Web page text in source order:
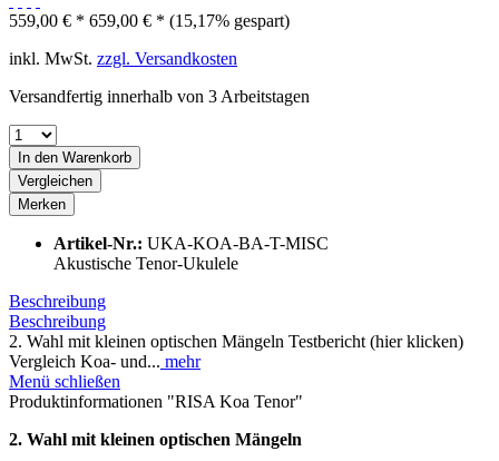
559,00 € * 659,00 € * (15,17% gespart)
inkl. MwSt. zzgl. Versandkosten
Versandfertig innerhalb von 3 Arbeitstagen
In den Warenkorb
Vergleichen
Merken
Artikel-Nr.: UKA-KOA-BA-T-MISC
Akustische Tenor-Ukulele
Beschreibung
Beschreibung
2. Wahl mit kleinen optischen Mängeln Testbericht (hier klicken)
Vergleich Koa- und... mehr
Menü schließen
Produktinformationen "RISA Koa Tenor"
2. Wahl mit kleinen optischen Mängeln